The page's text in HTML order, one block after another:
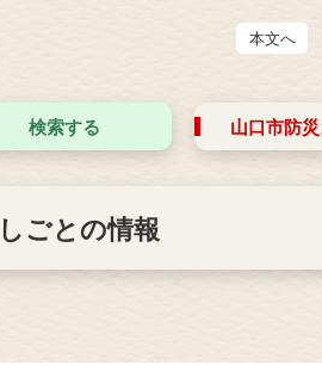
本文へ
検索する 山口市防災
しごとの情報